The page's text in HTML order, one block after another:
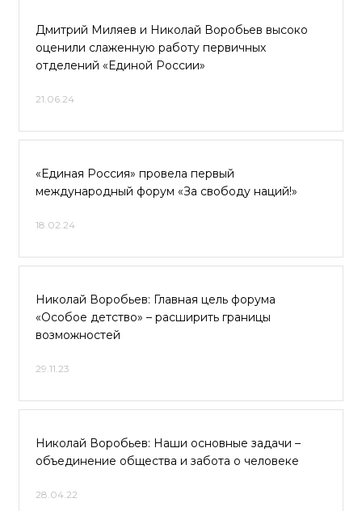
Дмитрий Миляев и Николай Воробьев высоко
оценили слаженную работу первичных
отделений «Единой России»
21.06.24
«Единая Россия» провела первый
международный форум «За свободу наций!»
18.02.24
Николай Воробьев: Главная цель форума
«Особое детство» – расширить границы
возможностей
29.11.23
Николай Воробьев: Наши основные задачи –
объединение общества и забота о человеке
28.04.22